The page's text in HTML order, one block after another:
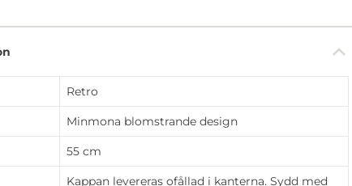
Retro
Minmona blomstrande design
55 cm
Kappan levereras ofållad i kanterna. Sydd med